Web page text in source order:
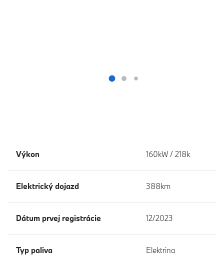
Výkon 160kW / 218k
Elektrický dojazd 388km
Dátum prvej registrácie 12/2023
Typ paliva Elektrina